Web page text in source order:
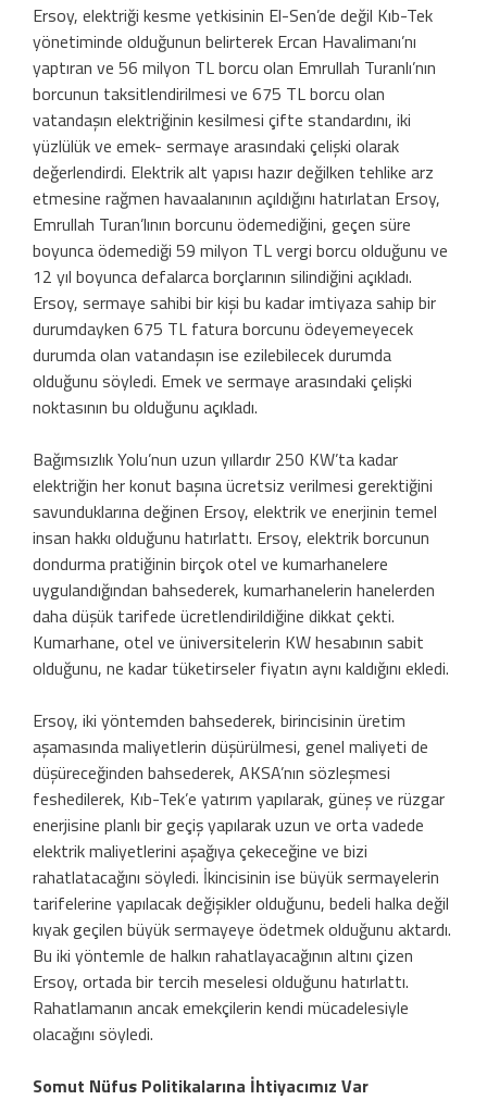
Ersoy, elektriği kesme yetkisinin El-Sen’de değil Kıb-Tek
yönetiminde olduğunun belirterek Ercan Havalimanı’nı
yaptıran ve 56 milyon TL borcu olan Emrullah Turanlı’nın
borcunun taksitlendirilmesi ve 675 TL borcu olan
vatandaşın elektriğinin kesilmesi çifte standardını, iki
yüzlülük ve emek- sermaye arasındaki çelişki olarak
değerlendirdi. Elektrik alt yapısı hazır değilken tehlike arz
etmesine rağmen havaalanının açıldığını hatırlatan Ersoy,
Emrullah Turan’lının borcunu ödemediğini, geçen süre
boyunca ödemediği 59 milyon TL vergi borcu olduğunu ve
12 yıl boyunca defalarca borçlarının silindiğini açıkladı.
Ersoy, sermaye sahibi bir kişi bu kadar imtiyaza sahip bir
durumdayken 675 TL fatura borcunu ödeyemeyecek
durumda olan vatandaşın ise ezilebilecek durumda
olduğunu söyledi. Emek ve sermaye arasındaki çelişki
noktasının bu olduğunu açıkladı.
Bağımsızlık Yolu’nun uzun yıllardır 250 KW’ta kadar
elektriğin her konut başına ücretsiz verilmesi gerektiğini
savunduklarına değinen Ersoy, elektrik ve enerjinin temel
insan hakkı olduğunu hatırlattı. Ersoy, elektrik borcunun
dondurma pratiğinin birçok otel ve kumarhanelere
uygulandığından bahsederek, kumarhanelerin hanelerden
daha düşük tarifede ücretlendirildiğine dikkat çekti.
Kumarhane, otel ve üniversitelerin KW hesabının sabit
olduğunu, ne kadar tüketirseler fiyatın aynı kaldığını ekledi.
Ersoy, iki yöntemden bahsederek, birincisinin üretim
aşamasında maliyetlerin düşürülmesi, genel maliyeti de
düşüreceğinden bahsederek, AKSA’nın sözleşmesi
feshedilerek, Kıb-Tek’e yatırım yapılarak, güneş ve rüzgar
enerjisine planlı bir geçiş yapılarak uzun ve orta vadede
elektrik maliyetlerini aşağıya çekeceğine ve bizi
rahatlatacağını söyledi. İkincisinin ise büyük sermayelerin
tarifelerine yapılacak değişikler olduğunu, bedeli halka değil
kıyak geçilen büyük sermayeye ödetmek olduğunu aktardı.
Bu iki yöntemle de halkın rahatlayacağının altını çizen
Ersoy, ortada bir tercih meselesi olduğunu hatırlattı.
Rahatlamanın ancak emekçilerin kendi mücadelesiyle
olacağını söyledi.
Somut Nüfus Politikalarına İhtiyacımız Var